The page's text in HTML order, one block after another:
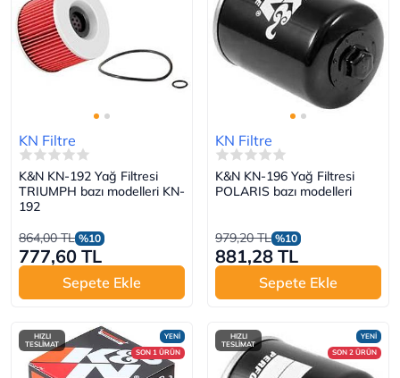
KN Filtre
K&N KN-192 Yağ Filtresi
TRIUMPH bazı modelleri KN-
192
864,00 TL %10
777,60 TL
Sepete Ekle
KN Filtre
K&N KN-196 Yağ Filtresi
POLARIS bazı modelleri
979,20 TL %10
881,28 TL
Sepete Ekle
YENİ
SON 1 ÜRÜN
HIZLI
TESLİMAT
YENİ
SON 2 ÜRÜN
HIZLI
TESLİMAT